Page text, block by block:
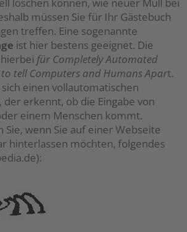
löschen können, wie neuer Müll bei
müssen Sie für Ihr Gästebuch
treffen. Eine sogenannte
ist hier bestens geeignet. Die
für Completely Automated
tell Computers and Humans Apart.
einen vollautomatischen
erkennt, ob die Eingabe von
einem Menschen kommt.
Sie, wenn Sie auf einer Webseite
hinterlassen möchten, folgendes